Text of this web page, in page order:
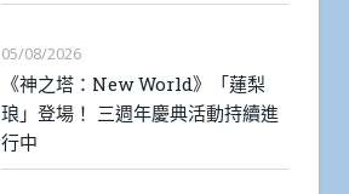
05/08/2026
《神之塔：New World》「蓮梨
琅」登場！ 三週年慶典活動持續進
行中